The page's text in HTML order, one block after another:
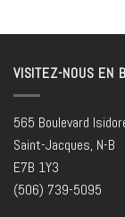
VISITEZ-NOUS EN
565 Boulevard
Saint-Jacques, N-B
E7B 1Y3
(506) 739-5095